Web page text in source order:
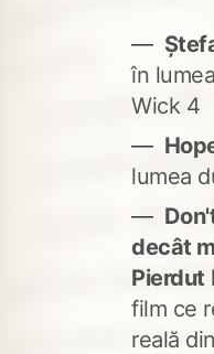
în
Wick 4
lumea
decât
Pierdut
film ce
reală